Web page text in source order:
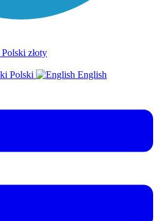
Polski złoty
Polski English